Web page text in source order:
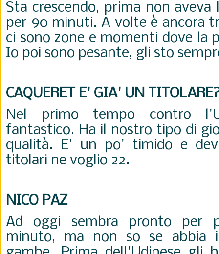
Sta crescendo, prima non
per 90 minuti. A volte è ancora
ci sono zone e momenti dove la
Io poi sono pesante, gli sto
CAQUERET E' GIA' UN
Nel primo tempo contro
fantastico. Ha il nostro tipo di
qualità. E' un po' timido e
titolari ne voglio 22.
NICO PAZ
Ad oggi sembra pronto per
minuto, ma non so se abbia